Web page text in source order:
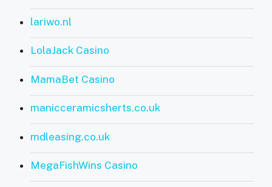
lariwo.nl
LolaJack Casino
MamaBet Casino
manicceramicsherts.co.uk
mdleasing.co.uk
MegaFishWins Casino